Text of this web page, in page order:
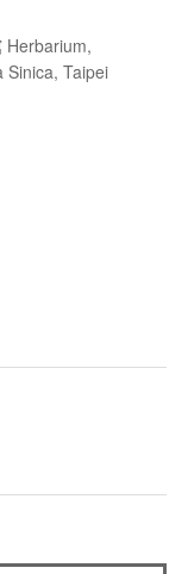
Herbarium,
Sinica, Taipei